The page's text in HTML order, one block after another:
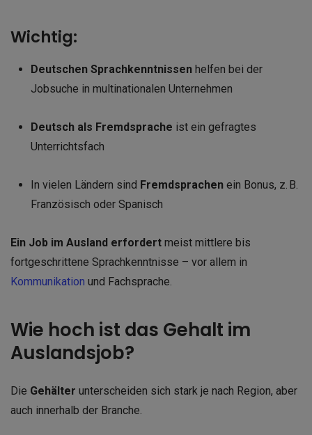
Wichtig:
Deutschen Sprachkenntnissenhelfen bei der
Jobsuche in multinationalen Unternehmen
Deutsch als Fremdsprache ist ein gefragtes
Unterrichtsfach
In vielen Ländern sind Fremdsprachenein Bonus, z. B.
Französisch oder Spanisch
Ein Job im Ausland erfordert meist mittlere bis
fortgeschrittene Sprachkenntnisse – vor allem in
Kommunikation und Fachsprache.
Wie hoch ist das Gehalt im
Auslandsjob?
Die Gehälter unterscheiden sich stark je nach Region, aber
auch innerhalb der Branche.